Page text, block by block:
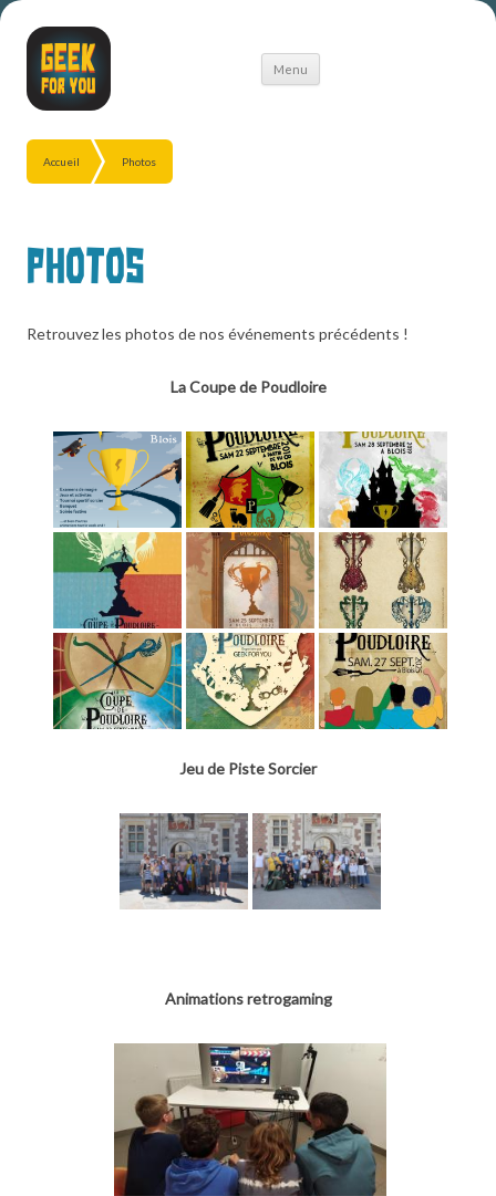
Menu
Aller
Accueil Photos
Photos
Retrouvez les photos de nos événements précédents !
La Coupe de Poudloire
Jeu de Piste Sorcier
Animations retrogaming